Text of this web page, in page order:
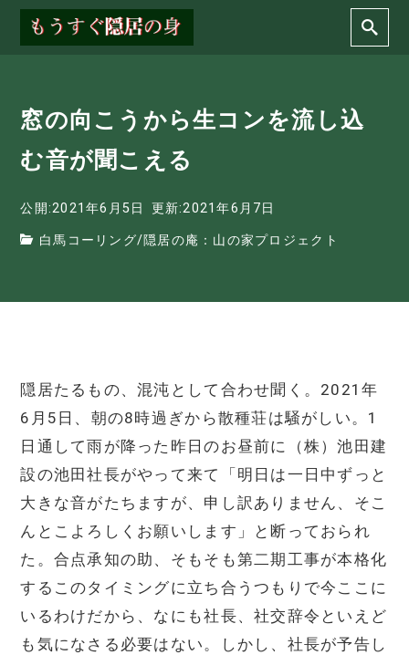
窓の向こうから生コンを流し込
む音が聞こえる
公開:2021年6月5日 更新:2021年6月7日
白馬コーリング/隠居の庵：山の家プロジェクト
隠居たるもの、混沌として合わせ聞く。2021年
6月5日、朝の8時過ぎから散種荘は騒がしい。1
日通して雨が降った昨日のお昼前に（株）池田建
設の池田社長がやって来て「明日は一日中ずっと
大きな音がたちますが、申し訳ありません、そこ
んとこよろしくお願いします」と断っておられ
た。合点承知の助、そもそも第二期工事が本格化
するこのタイミングに立ち合うつもりで今ここに
いるわけだから、なにも社長、社交辞令といえど
も気になさる必要はない。しかし、社長が予告し